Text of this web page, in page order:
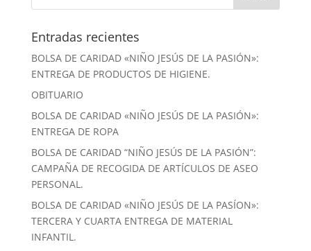
Entradas recientes
BOLSA DE CARIDAD «NIÑO JESÚS DE LA PASIÓN»:
ENTREGA DE PRODUCTOS DE HIGIENE.
OBITUARIO
BOLSA DE CARIDAD «NIÑO JESÚS DE LA PASIÓN»:
ENTREGA DE ROPA
BOLSA DE CARIDAD “NIÑO JESÚS DE LA PASIÓN”:
CAMPAÑA DE RECOGIDA DE ARTÍCULOS DE ASEO
PERSONAL.
BOLSA DE CARIDAD «NIÑO JESÚS DE LA PASÍON»:
TERCERA Y CUARTA ENTREGA DE MATERIAL
INFANTIL.